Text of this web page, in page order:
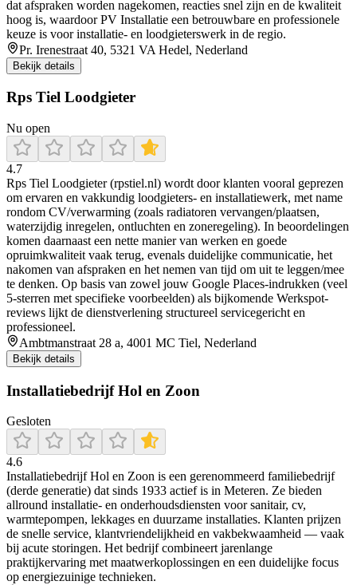
dat afspraken worden nagekomen, reacties snel zijn en de kwaliteit
hoog is, waardoor PV Installatie een betrouwbare en professionele
keuze is voor installatie- en loodgieterswerk in de regio.
Pr. Irenestraat 40, 5321 VA Hedel, Nederland
Bekijk details
Rps Tiel Loodgieter
Nu open
4.7
Rps Tiel Loodgieter (rpstiel.nl) wordt door klanten vooral geprezen
om ervaren en vakkundig loodgieters- en installatiewerk, met name
rondom CV/verwarming (zoals radiatoren vervangen/plaatsen,
waterzijdig inregelen, ontluchten en zoneregeling). In beoordelingen
komen daarnaast een nette manier van werken en goede
opruimkwaliteit vaak terug, evenals duidelijke communicatie, het
nakomen van afspraken en het nemen van tijd om uit te leggen/mee
te denken. Op basis van zowel jouw Google Places-indrukken (veel
5-sterren met specifieke voorbeelden) als bijkomende Werkspot-
reviews lijkt de dienstverlening structureel servicegericht en
professioneel.
Ambtmanstraat 28 a, 4001 MC Tiel, Nederland
Bekijk details
Installatiebedrijf Hol en Zoon
Gesloten
4.6
Installatiebedrijf Hol en Zoon is een gerenommeerd familiebedrijf
(derde generatie) dat sinds 1933 actief is in Meteren. Ze bieden
allround installatie- en onderhoudsdiensten voor sanitair, cv,
warmtepompen, lekkages en duurzame installaties. Klanten prijzen
de snelle service, klantvriendelijkheid en vakbekwaamheid — vaak
bij acute storingen. Het bedrijf combineert jarenlange
praktijkervaring met maatwerkoplossingen en een duidelijke focus
op energiezuinige technieken.